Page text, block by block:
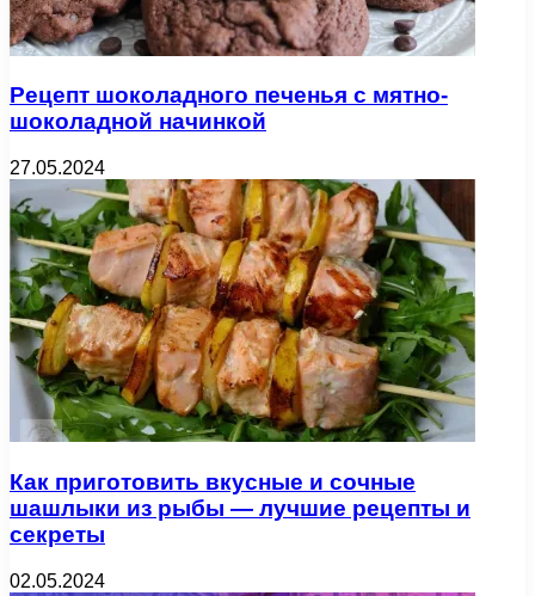
Рецепт шоколадного печенья с мятно-
шоколадной начинкой
27.05.2024
Как приготовить вкусные и сочные
шашлыки из рыбы — лучшие рецепты и
секреты
02.05.2024